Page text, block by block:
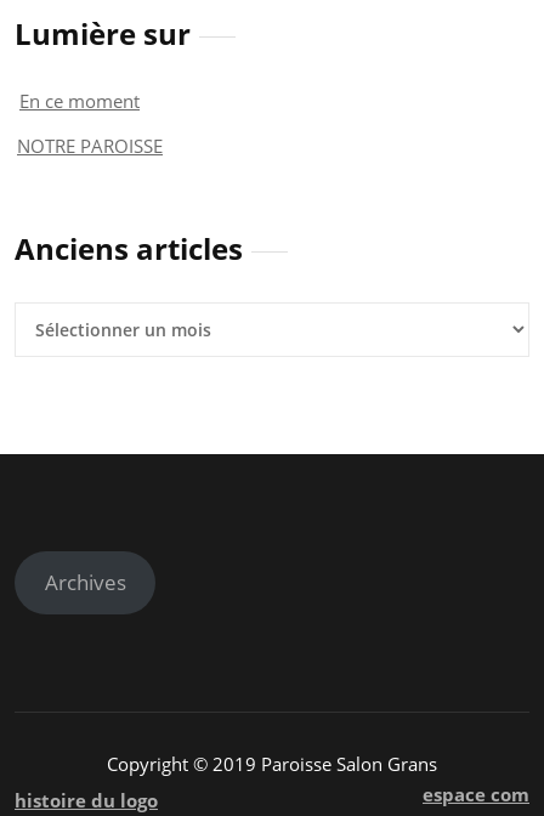
Lumière sur
En ce moment
NOTRE PAROISSE
Anciens articles
articles
Archives
Copyright © 2019 Paroisse Salon Grans
espace com
histoire du logo